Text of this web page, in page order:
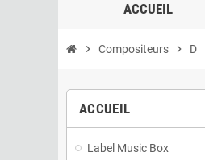
ACCUEIL
chevron_right Compositeurs chevron_right D
ACCUEIL
Label Music Box